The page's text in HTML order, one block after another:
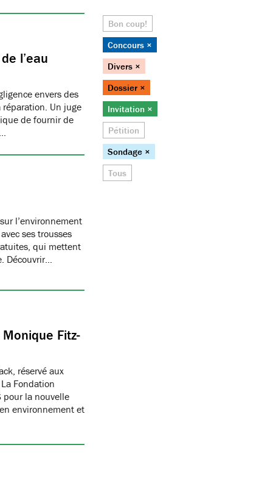
l’eau
envers des
Un juge
de fournir de
l’environnement
ses trousses
qui mettent
Découvrir…
Fitz-
réservé aux
Fondation
pour la nouvelle
environnement et
Bon coup!
Concours ×
Divers ×
Dossier ×
Invitation ×
Pétition
Sondage ×
Tous